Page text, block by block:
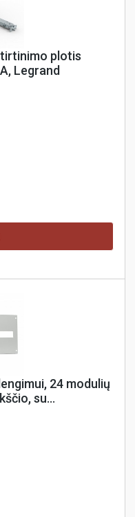
tirtinimo plotis
Legrand
24 modulių
su
4000, Legrand